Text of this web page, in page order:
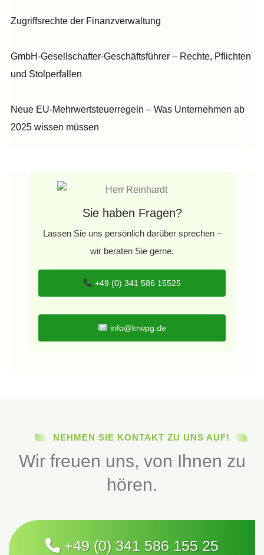
Zugriffsrechte der Finanzverwaltung
GmbH-Gesellschafter-Geschäftsführer – Rechte, Pflichten
und Stolperfallen
Neue EU-Mehrwertsteuerregeln – Was Unternehmen ab
2025 wissen müssen
Sie haben Fragen?
Lassen Sie uns persönlich darüber sprechen –
wir beraten Sie gerne.
+49 (0) 341 586 15525
info@krwpg.de
NEHMEN SIE KONTAKT ZU UNS AUF!
Wir freuen uns, von Ihnen zu
hören.
+49 (0) 341 586 155 25